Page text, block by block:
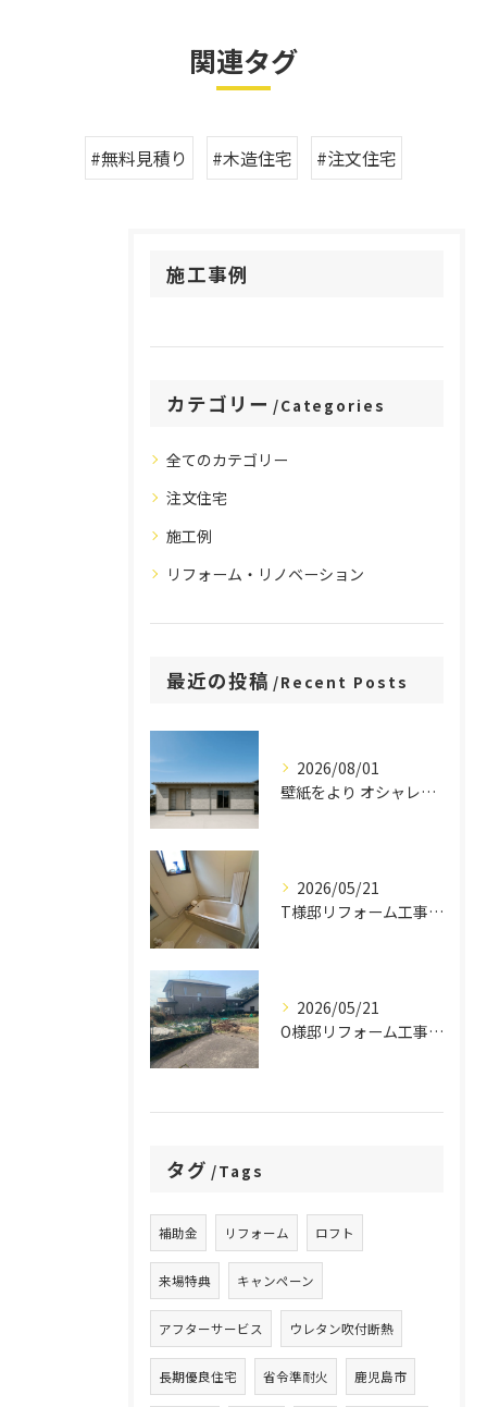
関連タグ
#無料見積り #木造住宅 #注文住宅
施工事例
カテゴリー Categories
全てのカテゴリー
注文住宅
施工例
リフォーム・リノベーション
最近の投稿 Recent Posts
2026/08/01
壁紙をより オシャレにこだわった27.8坪平屋
2026/05/21
T様邸リフォーム工事 施工集
2026/05/21
O様邸リフォーム工事 施工集
タグ Tags
補助金 リフォーム ロフト
来場特典 キャンペーン
アフターサービス ウレタン吹付断熱
長期優良住宅 省令準耐火 鹿児島市